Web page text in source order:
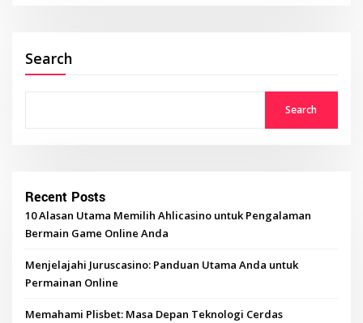
Search
Search
Recent Posts
10 Alasan Utama Memilih Ahlicasino untuk Pengalaman
Bermain Game Online Anda
Menjelajahi Juruscasino: Panduan Utama Anda untuk
Permainan Online
Memahami Plisbet: Masa Depan Teknologi Cerdas